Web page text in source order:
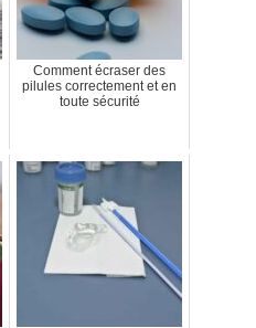
Comment écraser des
pilules correctement et en
toute sécurité